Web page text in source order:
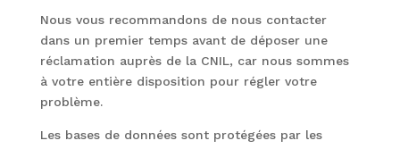
Nous vous recommandons de nous contacter
dans un premier temps avant de déposer une
réclamation auprès de la CNIL, car nous sommes
à votre entière disposition pour régler votre
problème.
Les bases de données sont protégées par les